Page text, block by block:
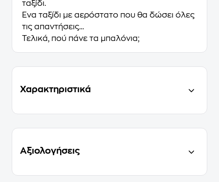
ταξίδι.
Ένα ταξίδι με αερόστατο που θα δώσει όλες
τις απαντήσεις…
Τελικά, πού πάνε τα μπαλόνια;
Χαρακτηριστικά
Αξιολογήσεις